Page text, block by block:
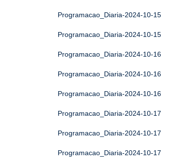
Programacao_Diaria-2024-10-15
Programacao_Diaria-2024-10-15
Programacao_Diaria-2024-10-16
Programacao_Diaria-2024-10-16
Programacao_Diaria-2024-10-16
Programacao_Diaria-2024-10-17
Programacao_Diaria-2024-10-17
Programacao_Diaria-2024-10-17